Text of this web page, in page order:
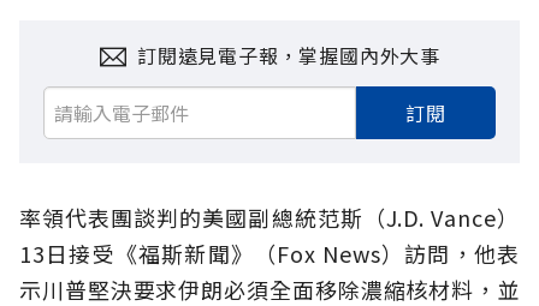
訂閱遠見電子報，掌握國內外大事
訂閱
率領代表團談判的美國副總統范斯（J.D. Vance）
13日接受《福斯新聞》（Fox News）訪問，他表
示川普堅決要求伊朗必須全面移除濃縮核材料，並